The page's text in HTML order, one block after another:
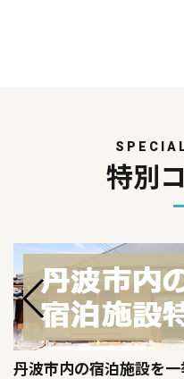
特別
丹波市内の宿泊施設を